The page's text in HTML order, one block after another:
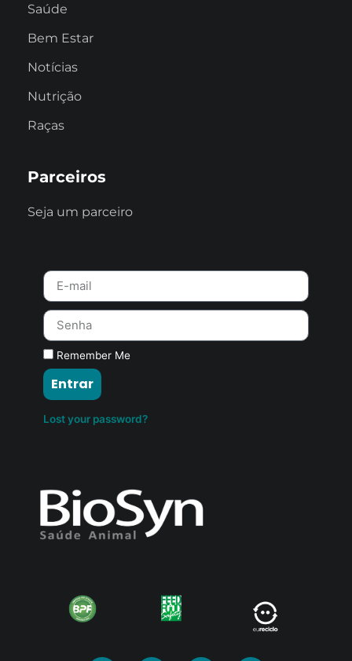
Saúde
Bem Estar
Notícias
Nutrição
Raças
Parceiros
Seja um parceiro
Remember Me
Entrar
Lost your password?